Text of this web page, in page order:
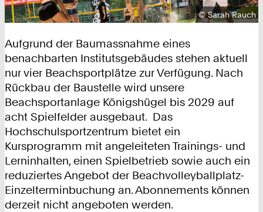
Urheberrecht:
©Sarah Rauch
Aufgrund der Baumassnahme eines
benachbarten Institutsgebäudes stehen aktuell
nur vier Beachsportplätze zur Verfügung. Nach
Rückbau der Baustelle wird unsere
Beachsportanlage Königshügel bis 2029 auf
acht Spielfelder ausgebaut. Das
Hochschulsportzentrum bietet ein
Kursprogramm mit angeleiteten Trainings- und
Lerninhalten, einen Spielbetrieb sowie auch ein
reduziertes Angebot der Beachvolleyballplatz-
Einzelterminbuchung an. Abonnements können
derzeit nicht angeboten werden.